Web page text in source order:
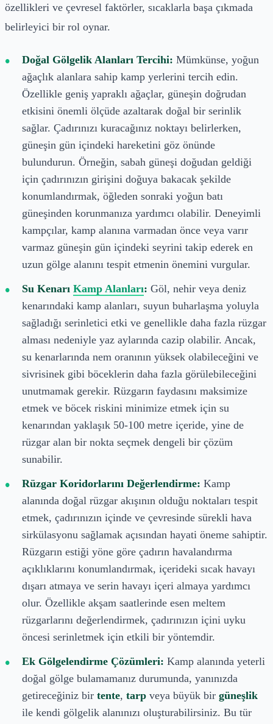
özellikleri ve çevresel faktörler, sıcaklarla başa çıkmada
belirleyici bir rol oynar.
Doğal Gölgelik Alanları Tercihi: Mümkünse, yoğun
ağaçlık alanlara sahip kamp yerlerini tercih edin.
Özellikle geniş yapraklı ağaçlar, güneşin doğrudan
etkisini önemli ölçüde azaltarak doğal bir serinlik
sağlar. Çadırınızı kuracağınız noktayı belirlerken,
güneşin gün içindeki hareketini göz önünde
bulundurun. Örneğin, sabah güneşi doğudan geldiği
için çadırınızın girişini doğuya bakacak şekilde
konumlandırmak, öğleden sonraki yoğun batı
güneşinden korunmanıza yardımcı olabilir. Deneyimli
kampçılar, kamp alanına varmadan önce veya varır
varmaz güneşin gün içindeki seyrini takip ederek en
uzun gölge alanını tespit etmenin önemini vurgular.
Su Kenarı Kamp Alanları: Göl, nehir veya deniz
kenarındaki kamp alanları, suyun buharlaşma yoluyla
sağladığı serinletici etki ve genellikle daha fazla rüzgar
alması nedeniyle yaz aylarında cazip olabilir. Ancak,
su kenarlarında nem oranının yüksek olabileceğini ve
sivrisinek gibi böceklerin daha fazla görülebileceğini
unutmamak gerekir. Rüzgarın faydasını maksimize
etmek ve böcek riskini minimize etmek için su
kenarından yaklaşık 50-100 metre içeride, yine de
rüzgar alan bir nokta seçmek dengeli bir çözüm
sunabilir.
Rüzgar Koridorlarını Değerlendirme: Kamp
alanında doğal rüzgar akışının olduğu noktaları tespit
etmek, çadırınızın içinde ve çevresinde sürekli hava
sirkülasyonu sağlamak açısından hayati öneme sahiptir.
Rüzgarın estiği yöne göre çadırın havalandırma
açıklıklarını konumlandırmak, içerideki sıcak havayı
dışarı atmaya ve serin havayı içeri almaya yardımcı
olur. Özellikle akşam saatlerinde esen meltem
rüzgarlarını değerlendirmek, çadırınızın içini uyku
öncesi serinletmek için etkili bir yöntemdir.
Ek Gölgelendirme Çözümleri: Kamp alanında yeterli
doğal gölge bulamamanız durumunda, yanınızda
getireceğiniz bir tente, tarp veya büyük bir güneşlik
ile kendi gölgelik alanınızı oluşturabilirsiniz. Bu tür